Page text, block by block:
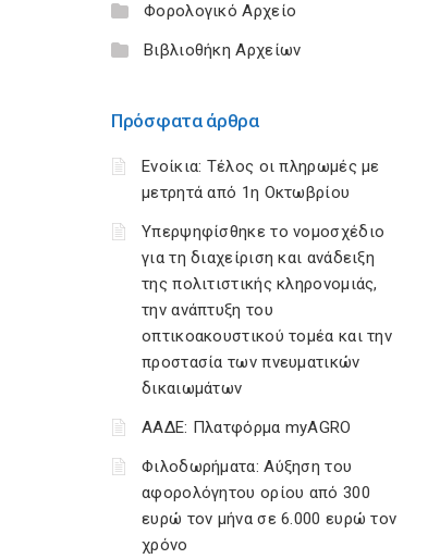
Φορολογικό Αρχείο
Βιβλιοθήκη Αρχείων
Πρόσφατα άρθρα
Ενοίκια: Τέλος οι πληρωμές με
μετρητά από 1η Οκτωβρίου
Υπερψηφίσθηκε το νομοσχέδιο
για τη διαχείριση και ανάδειξη
της πολιτιστικής κληρονομιάς,
την ανάπτυξη του
οπτικοακουστικού τομέα και την
προστασία των πνευματικών
δικαιωμάτων
ΑΑΔΕ: Πλατφόρμα myAGRO
Φιλοδωρήματα: Αύξηση του
αφορολόγητου ορίου από 300
ευρώ τον μήνα σε 6.000 ευρώ τον
χρόνο